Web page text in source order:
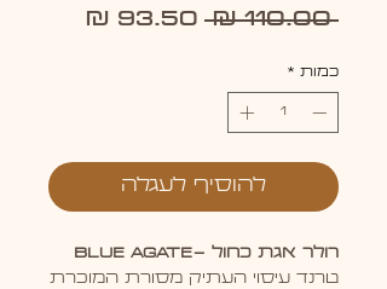
‏110.00 ‏₪
מחיר
כמות *
להוסיף לעגלה
רולר אגת כחול -BLUE AGATE
טרנד עיסוי העתיק מסורת המוכרת